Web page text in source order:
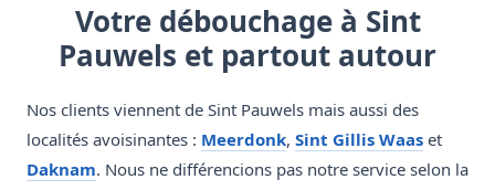
Votre débouchage à Sint
Pauwels et partout autour
Nos clients viennent de Sint Pauwels mais aussi des
localités avoisinantes : Meerdonk, Sint Gillis Waas et
Daknam. Nous ne différencions pas notre service selon la